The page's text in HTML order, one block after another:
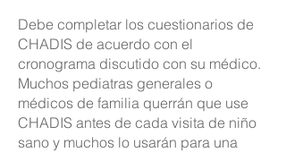
Debe completar los cuestionarios de
CHADIS de acuerdo con el
cronograma discutido con su médico.
Muchos pediatras generales o
médicos de familia querrán que use
CHADIS antes de cada visita de niño
sano y muchos lo usarán para una